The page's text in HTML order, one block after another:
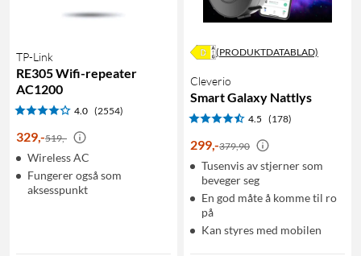
TP-Link
RE305 Wifi-repeater
AC1200
4.0 (2554)
329,-519,-
Wireless AC
Fungerer også som
aksesspunkt
(PRODUKTDATABLAD)
Cleverio
Smart Galaxy Nattlys
4.5 (178)
299,-379,90
Tusenvis av stjerner som
beveger seg
En god måte å komme til ro
på
Kan styres med mobilen